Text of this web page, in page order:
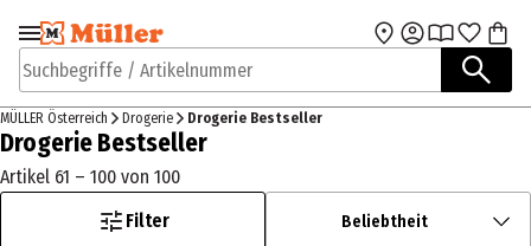
Zur Navigation
springen
Zum Hauptinhalt
Suchbegriffe / Artikelnummer
MÜLLER Österreich Drogerie Drogerie Bestseller
Drogerie Bestseller
Artikel 61 – 100 von 100
Filter
Beliebtheit